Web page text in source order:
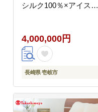
シルク100％×アイスラ
寝具 羽毛布団 アイダー
[JFJ045] 400万
4000000 4000000円
400万円
4,000,000円
長崎県 壱岐市